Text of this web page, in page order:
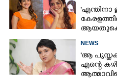
NEWS
'ആ
എന്റെ